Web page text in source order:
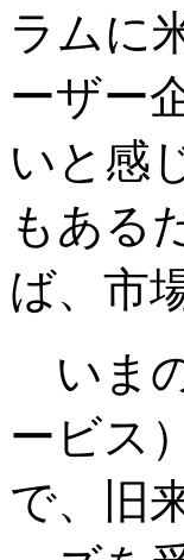
ラムに
ーザー
いと感
もある
ば、市
いま
ービス
で、旧